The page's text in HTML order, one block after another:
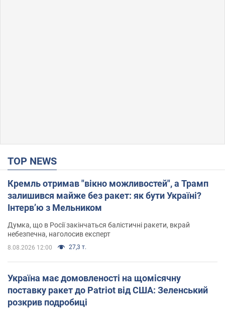
TOP NEWS
Кремль отримав "вікно можливостей", а Трамп
залишився майже без ракет: як бути Україні?
Інтерв’ю з Мельником
Думка, що в Росії закінчаться балістичні ракети, вкрай
небезпечна, наголосив експерт
8.08.2026 12:00 27,3 т.
Україна має домовленості на щомісячну
поставку ракет до Patriot від США: Зеленський
розкрив подробиці